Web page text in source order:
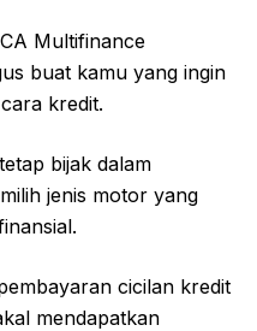
Multifinance
buat kamu yang ingin
kredit.
bijak dalam
jenis motor yang
cicilan kredit
mendapatkan